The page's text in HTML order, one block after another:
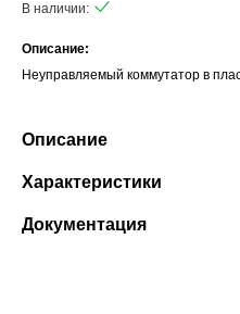
В наличии:
Описание:
Неуправляемый коммутатор в
Описание
Характеристики
Документация